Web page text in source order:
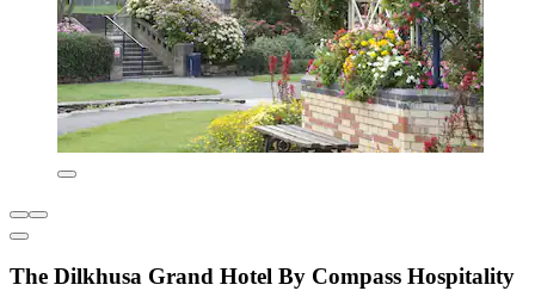
The Dilkhusa Grand Hotel By Compass Hospitality